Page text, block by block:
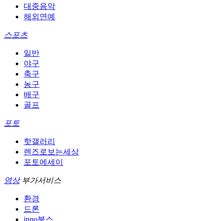
대중음악
해외연예
스포츠
일반
야구
축구
농구
배구
골프
포토
핫갤러리
렌즈로보는세상
포토에세이
영상 부가서비스
환경
드론
inno북스